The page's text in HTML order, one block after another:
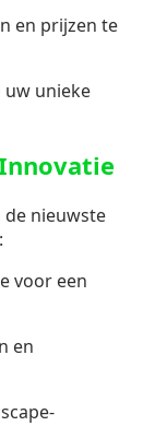
en prijzen te
uw unieke
de nieuwste
:
voor een
en